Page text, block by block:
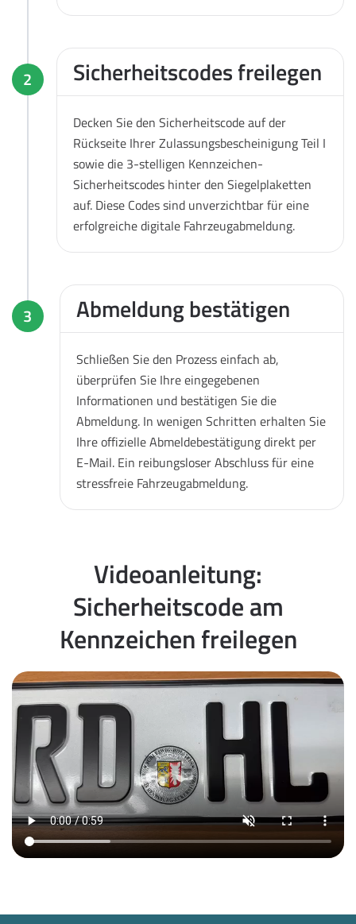
2 Sicherheitscodes freilegen
Decken Sie den Sicherheitscode auf der
Rückseite Ihrer Zulassungsbescheinigung Teil I
sowie die 3-stelligen Kennzeichen-
Sicherheitscodes hinter den Siegelplaketten
auf. Diese Codes sind unverzichtbar für eine
erfolgreiche digitale Fahrzeugabmeldung.
3 Abmeldung bestätigen
Schließen Sie den Prozess einfach ab,
überprüfen Sie Ihre eingegebenen
Informationen und bestätigen Sie die
Abmeldung. In wenigen Schritten erhalten Sie
Ihre offizielle Abmeldebestätigung direkt per
E-Mail. Ein reibungsloser Abschluss für eine
stressfreie Fahrzeugabmeldung.
Videoanleitung:
Sicherheitscode am
Kennzeichen freilegen